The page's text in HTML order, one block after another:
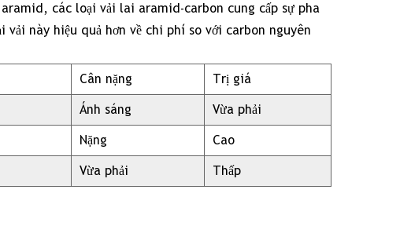
các loại vải lai aramid-carbon cung cấp sự pha
này hiệu quả hơn về chi phí so với carbon nguyên
Cân nặng Trị giá
Ánh sáng Vừa phải
Nặng Cao
Vừa phải Thấp